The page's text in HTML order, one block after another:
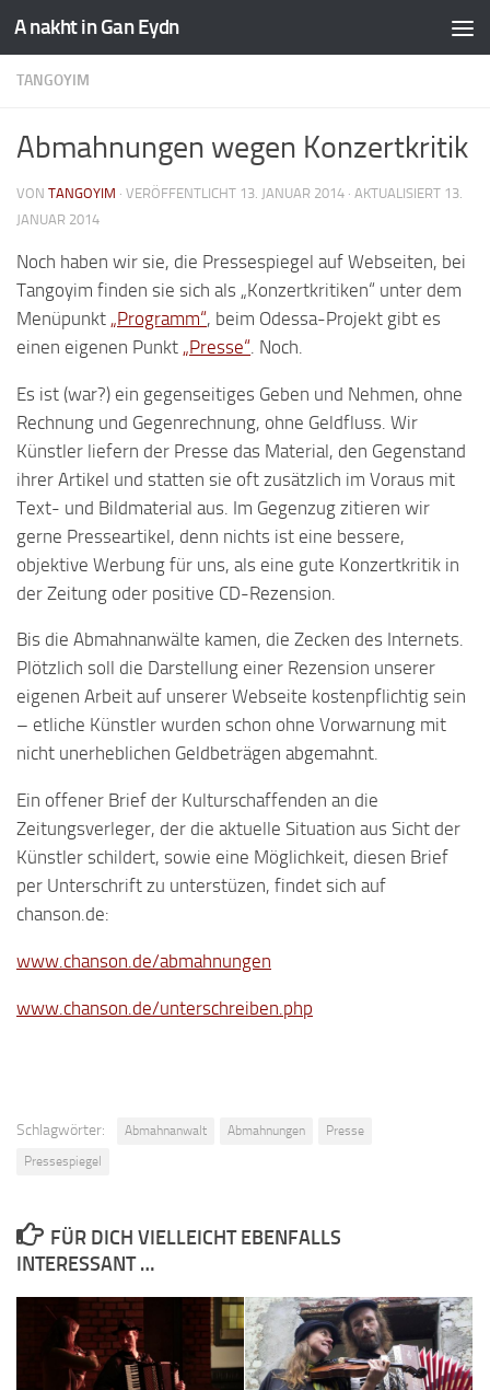
A nakht in Gan Eydn
TANGOYIM
Abmahnungen wegen Konzertkritik
VON TANGOYIM · VERÖFFENTLICHT 13. JANUAR 2014 · AKTUALISIERT 13.
JANUAR 2014
Noch haben wir sie, die Pressespiegel auf Webseiten, bei
Tangoyim finden sie sich als „Konzertkritiken“ unter dem
Menüpunkt „Programm“, beim Odessa-Projekt gibt es
einen eigenen Punkt „Presse“. Noch.
Es ist (war?) ein gegenseitiges Geben und Nehmen, ohne
Rechnung und Gegenrechnung, ohne Geldfluss. Wir
Künstler liefern der Presse das Material, den Gegenstand
ihrer Artikel und statten sie oft zusätzlich im Voraus mit
Text- und Bildmaterial aus. Im Gegenzug zitieren wir
gerne Presseartikel, denn nichts ist eine bessere,
objektive Werbung für uns, als eine gute Konzertkritik in
der Zeitung oder positive CD-Rezension.
Bis die Abmahnanwälte kamen, die Zecken des Internets.
Plötzlich soll die Darstellung einer Rezension unserer
eigenen Arbeit auf unserer Webseite kostenpflichtig sein
– etliche Künstler wurden schon ohne Vorwarnung mit
nicht unerheblichen Geldbeträgen abgemahnt.
Ein offener Brief der Kulturschaffenden an die
Zeitungsverleger, der die aktuelle Situation aus Sicht der
Künstler schildert, sowie eine Möglichkeit, diesen Brief
per Unterschrift zu unterstüzen, findet sich auf
chanson.de:
www.chanson.de/abmahnungen
www.chanson.de/unterschreiben.php
Schlagwörter: Abmahnanwalt Abmahnungen
Presse
Pressespiegel
FÜR DICH VIELLEICHT EBENFALLS
INTERESSANT …